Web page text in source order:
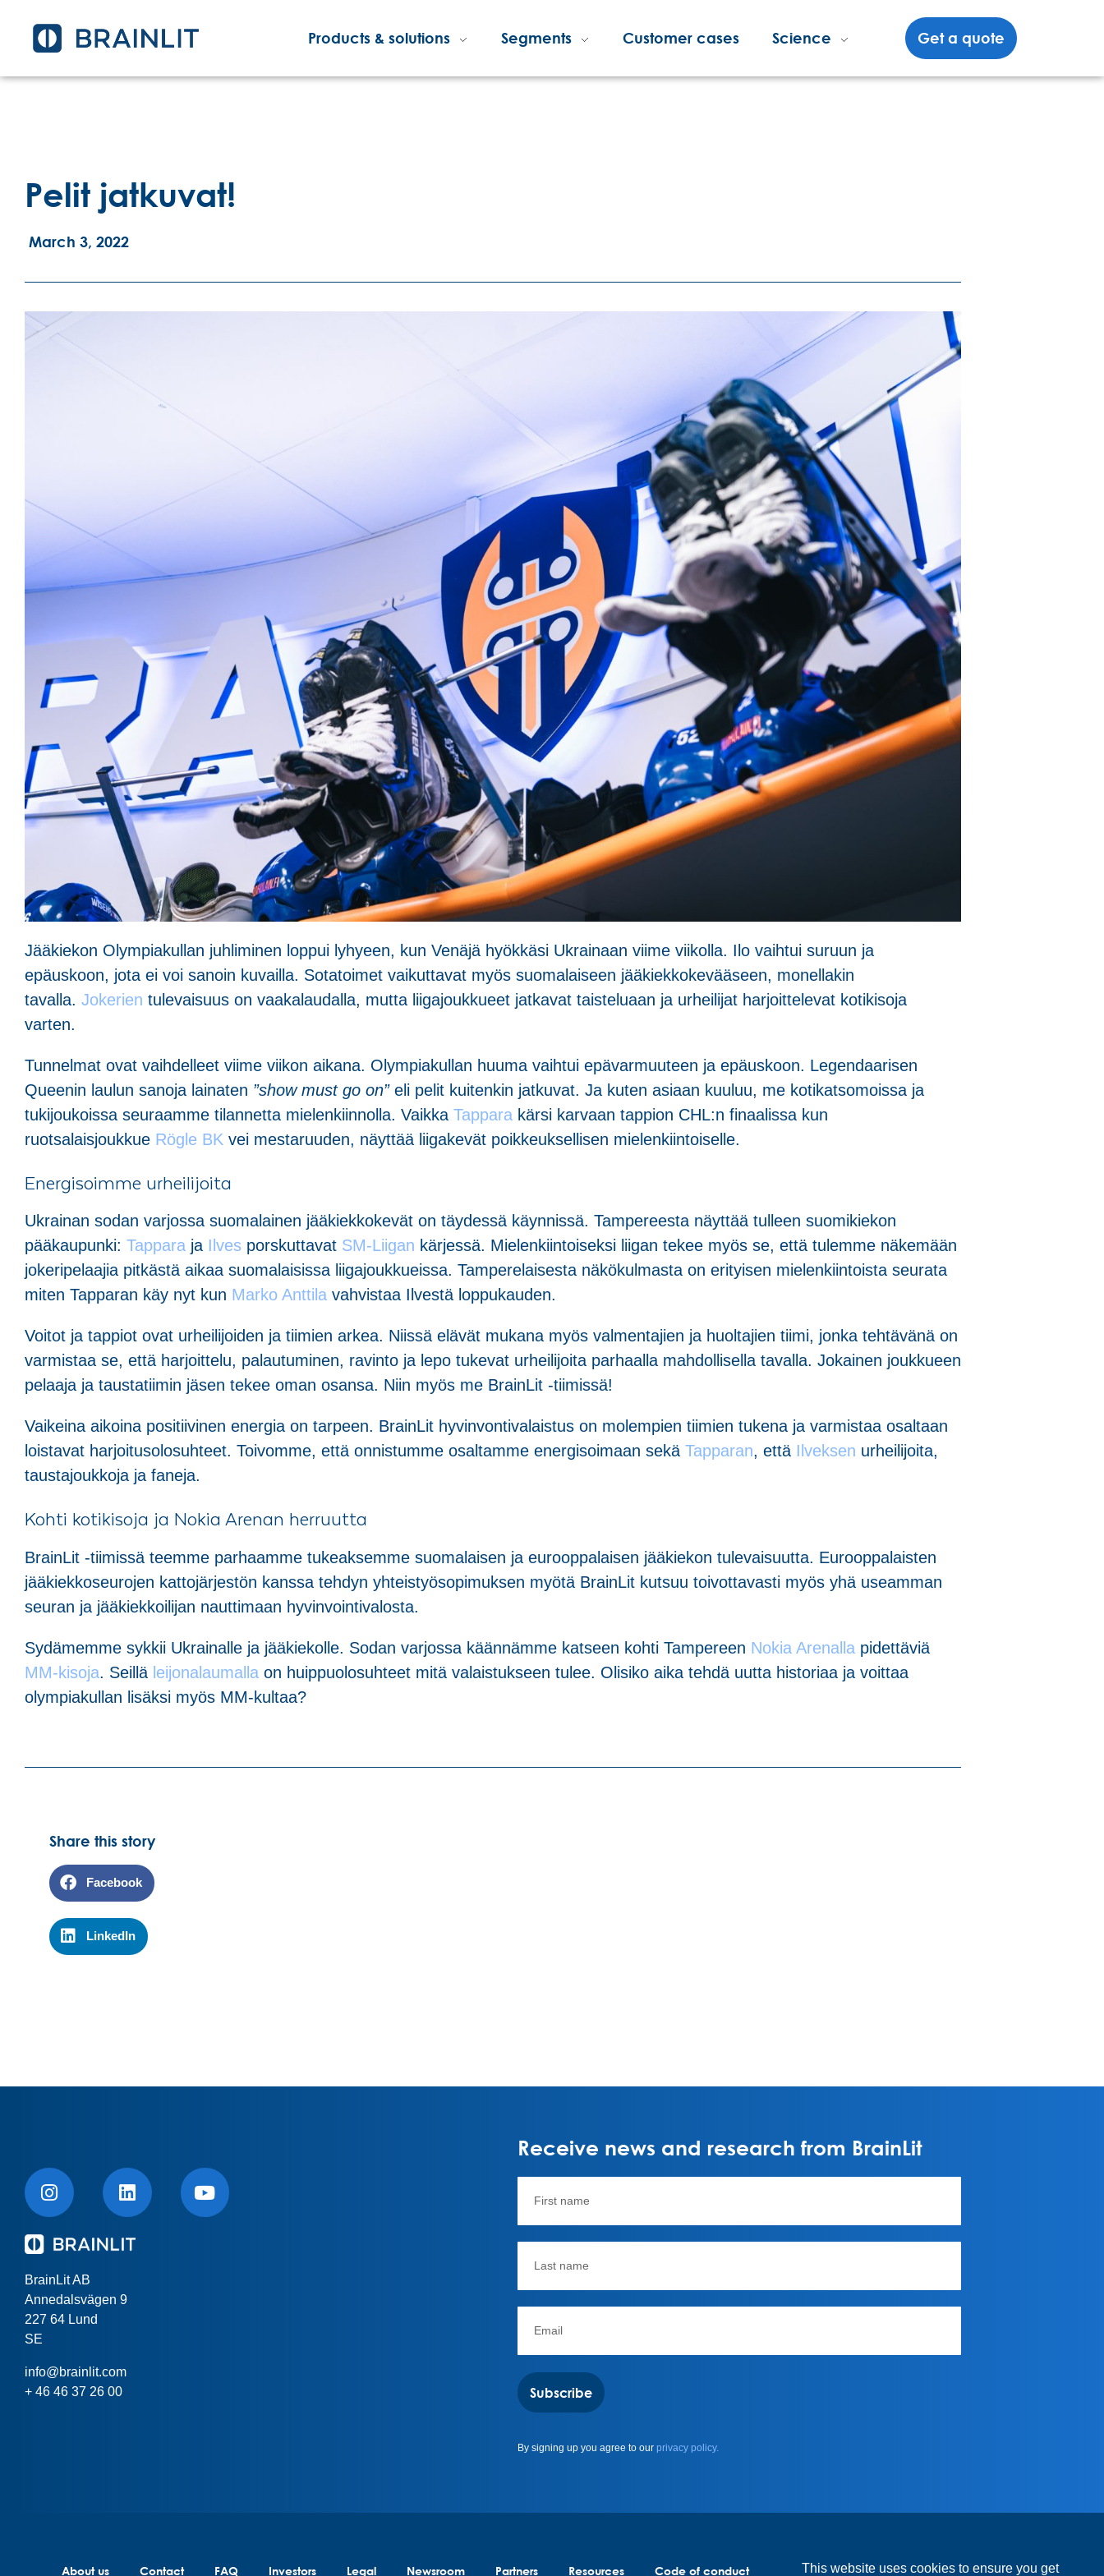
Products & solutions Segments Customer cases Science Get a quote
Pelit jatkuvat!
March 3, 2022
Jääkiekon Olympiakullan juhliminen loppui lyhyeen, kun Venäjä hyökkäsi Ukrainaan viime viikolla. Ilo vaihtui suruun ja
epäuskoon, jota ei voi sanoin kuvailla. Sotatoimet vaikuttavat myös suomalaiseen jääkiekkokevääseen, monellakin
tavalla. Jokerien tulevaisuus on vaakalaudalla, mutta liigajoukkueet jatkavat taisteluaan ja urheilijat harjoittelevat kotikisoja
varten.
Tunnelmat ovat vaihdelleet viime viikon aikana. Olympiakullan huuma vaihtui epävarmuuteen ja epäuskoon. Legendaarisen
Queenin laulun sanoja lainaten ”show must go on”eli pelit kuitenkin jatkuvat. Ja kuten asiaan kuuluu, me kotikatsomoissa ja
tukijoukoissa seuraamme tilannetta mielenkiinnolla. Vaikka Tappara kärsi karvaan tappion CHL:n finaalissa kun
ruotsalaisjoukkue Rögle BK vei mestaruuden, näyttää liigakevät poikkeuksellisen mielenkiintoiselle.
Energisoimme urheilijoita
Ukrainan sodan varjossa suomalainen jääkiekkokevät on täydessä käynnissä. Tampereesta näyttää tulleen suomikiekon
pääkaupunki: Tappara ja Ilves porskuttavat SM-Liigan kärjessä. Mielenkiintoiseksi liigan tekee myös se, että tulemme näkemään
jokeripelaajia pitkästä aikaa suomalaisissa liigajoukkueissa. Tamperelaisesta näkökulmasta on erityisen mielenkiintoista seurata
miten Tapparan käy nyt kun Marko Anttila vahvistaa Ilvestä loppukauden.
Voitot ja tappiot ovat urheilijoiden ja tiimien arkea. Niissä elävät mukana myös valmentajien ja huoltajien tiimi, jonka tehtävänä on
varmistaa se, että harjoittelu, palautuminen, ravinto ja lepo tukevat urheilijoita parhaalla mahdollisella tavalla. Jokainen joukkueen
pelaaja ja taustatiimin jäsen tekee oman osansa. Niin myös me BrainLit -tiimissä!
Vaikeina aikoina positiivinen energia on tarpeen. BrainLit hyvinvontivalaistus on molempien tiimien tukena ja varmistaa osaltaan
loistavat harjoitusolosuhteet. Toivomme, että onnistumme osaltamme energisoimaan sekä Tapparan, että Ilveksen urheilijoita,
taustajoukkoja ja faneja.
Kohti kotikisoja ja Nokia Arenan herruutta
BrainLit -tiimissä teemme parhaamme tukeaksemme suomalaisen ja eurooppalaisen jääkiekon tulevaisuutta. Eurooppalaisten
jääkiekkoseurojen kattojärjestön kanssa tehdyn yhteistyösopimuksen myötä BrainLit kutsuu toivottavasti myös yhä useamman
seuran ja jääkiekkoilijan nauttimaan hyvinvointivalosta.
Sydämemme sykkii Ukrainalle ja jääkiekolle. Sodan varjossa käännämme katseen kohti Tampereen Nokia Arenalla pidettäviä
MM-kisoja. Seillä leijonalaumalla on huippuolosuhteet mitä valaistukseen tulee. Olisiko aika tehdä uutta historiaa ja voittaa
olympiakullan lisäksi myös MM-kultaa?
Share this story
Facebook
LinkedIn
BrainLit AB
Annedalsvägen 9
227 64 Lund
SE
info@brainlit.com
+ 46 46 37 26 00
Receive news and research from BrainLit
Subscribe
By signing up you agree to our privacy policy.
About us Contact FAQ Investors Legal Newsroom Partners Resources Code of conduct Code of conduct suppliers
This website uses cookies to ensure you get